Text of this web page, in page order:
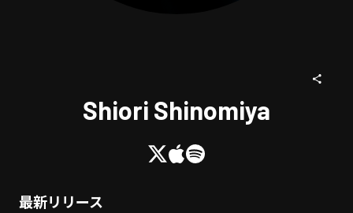
Shiori Shinomiya
最新リリース